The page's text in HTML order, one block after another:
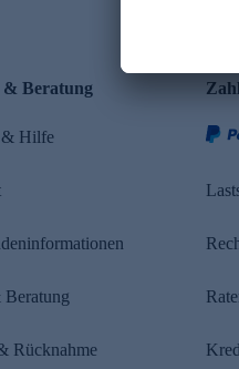
& Beratung
& Hilfe
Rücknahme